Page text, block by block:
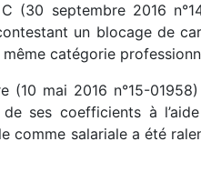
(30 septembre 2016
un blocage de
catégorie
(10 mai 2016 n°15-
ses coefficients à
comme salariale a été